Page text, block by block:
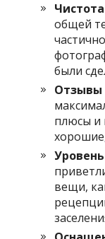
общей
были
Отзывы
плюсы и
вещи,